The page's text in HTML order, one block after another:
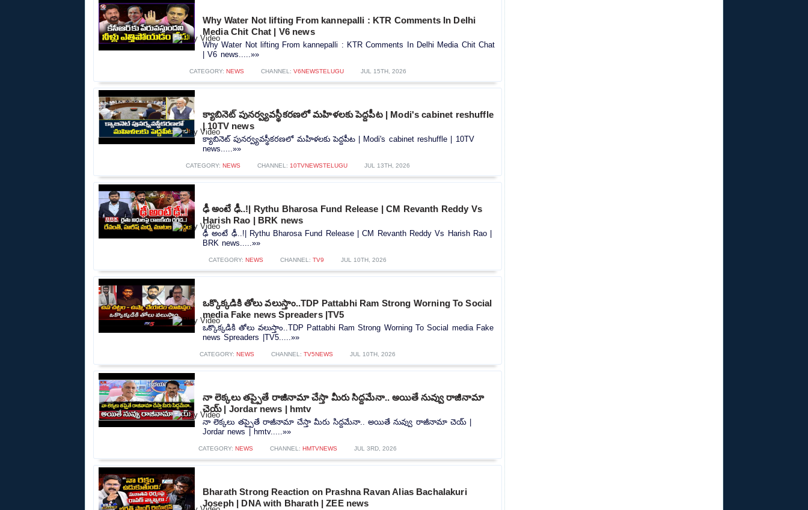
Why Water Not lifting From kannepalli : KTR Comments In Delhi
Media Chit Chat | V6 news
Why Water Not lifting From kannepalli : KTR Comments In Delhi Media Chit Chat
| V6 news.....»»
CATEGORY: NEWS CHANNEL: V6NEWSTELUGU JUL 15TH, 2026
క్యాబినెట్ పునర్వ్యవస్థీకరణలో మహిళలకు పెద్దపీట | Modi's cabinet reshuffle
| 10TV news
క్యాబినెట్ పునర్వ్యవస్థీకరణలో మహిళలకు పెద్దపీట | Modi's cabinet reshuffle | 10TV
news.....»»
CATEGORY: NEWS CHANNEL: 10TVNEWSTELUGU JUL 13TH, 2026
ఢీ అంటే ఢీ..!| Rythu Bharosa Fund Release | CM Revanth Reddy Vs
Harish Rao | BRK news
ఢీ అంటే ఢీ..!| Rythu Bharosa Fund Release | CM Revanth Reddy Vs Harish Rao |
BRK news.....»»
CATEGORY: NEWS CHANNEL: TV9 JUL 10TH, 2026
ఒక్కొక్కడికి తోలు వలుస్తాం..TDP Pattabhi Ram Strong Worning To Social
media Fake news Spreaders |TV5
ఒక్కొక్కడికి తోలు వలుస్తాం..TDP Pattabhi Ram Strong Worning To Social media Fake
news Spreaders |TV5.....»»
CATEGORY: NEWS CHANNEL: TV5NEWS JUL 10TH, 2026
నా లెక్కలు తప్పైతే రాజీనామా చేస్తా మీరు సిద్దమేనా.. అయితే నువ్వు రాజీనామా
చెయ్ | Jordar news | hmtv
నా లెక్కలు తప్పైతే రాజీనామా చేస్తా మీరు సిద్దమేనా.. అయితే నువ్వు రాజీనామా చెయ్ |
Jordar news | hmtv.....»»
CATEGORY: NEWS CHANNEL: HMTVNEWS JUL 3RD, 2026
Bharath Strong Reaction on Prashna Ravan Alias Bachalakuri
Joseph | DNA with Bharath | ZEE news